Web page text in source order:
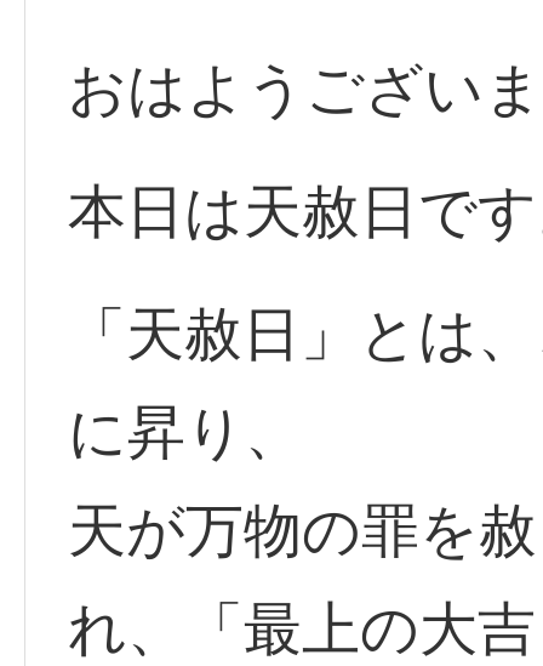
おはようござい
本日は天赦日で
「天赦日」とは
に昇り、
天が万物の罪を
れ、「最上の大